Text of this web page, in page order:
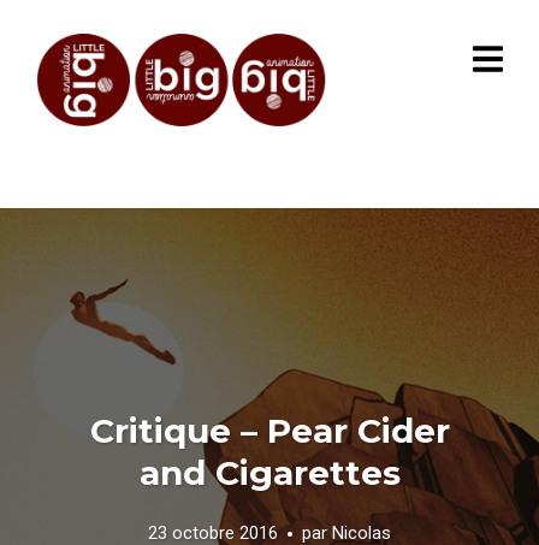
Critique – Pear Cider
and Cigarettes
23 octobre 2016 par Nicolas